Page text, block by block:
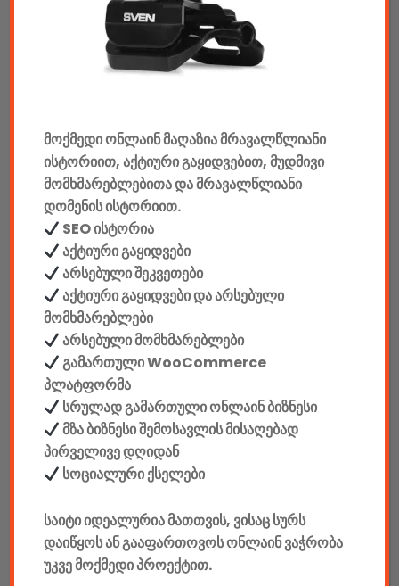
აუდიო & ვიდეო
კონსოლები & აქსესუარები
ელემენტები
აკკუმულატორები
კაბელები & დამტენები
დისკები
ჩანთები
სეიფები
კონსტრუქტორები
E-mobility
კომპიუტერები & აქსესუარები
ტელეფონები & აქსესუარები
მოქმედი ონლაინ მაღაზია მრავალწლიანი
ისტორიით, აქტიური გაყიდვებით, მუდმივი
მომხმარებლებითა და მრავალწლიანი
დომენის ისტორიით.
SEO ისტორია
აქტიური გაყიდვები
არსებული შეკვეთები
აქტიური გაყიდვები და არსებული
მომხმარებლები
არსებული მომხმარებლები
გამართული WooCommerce
პლატფორმა
სრულად გამართული ონლაინ ბიზნესი
მზა ბიზნესი შემოსავლის მისაღებად
პირველივე დღიდან
სოციალური ქსელები
საიტი იდეალურია მათთვის, ვისაც სურს
დაიწყოს ან გააფართოვოს ონლაინ ვაჭრობა
უკვე მოქმედი პროექტით.